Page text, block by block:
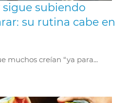
sigue subiendo
su rutina cabe en
muchos creían “ya para...